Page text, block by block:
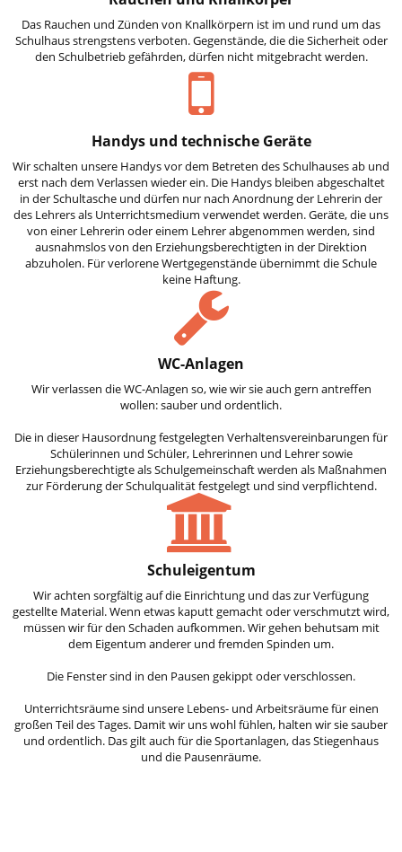
Das Rauchen und Zünden von Knallkörpern ist im und rund um das
Schulhaus strengstens verboten. Gegenstände, die die Sicherheit oder
den Schulbetrieb gefährden, dürfen nicht mitgebracht werden.
Handys und technische Geräte
Wir schalten unsere Handys vor dem Betreten des Schulhauses ab und
erst nach dem Verlassen wieder ein. Die Handys bleiben abgeschaltet
in der Schultasche und dürfen nur nach Anordnung der Lehrerin der
des Lehrers als Unterrichtsmedium verwendet werden. Geräte, die uns
von einer Lehrerin oder einem Lehrer abgenommen werden, sind
ausnahmslos von den Erziehungsberechtigten in der Direktion
abzuholen. Für verlorene Wertgegenstände übernimmt die Schule
keine Haftung.
WC-Anlagen
Wir verlassen die WC-Anlagen so, wie wir sie auch gern antreffen
wollen: sauber und ordentlich.
Die in dieser Hausordnung festgelegten Verhaltensvereinbarungen für
Schülerinnen und Schüler, Lehrerinnen und Lehrer sowie
Erziehungsberechtigte als Schulgemeinschaft werden als Maßnahmen
zur Förderung der Schulqualität festgelegt und sind verpflichtend.
Schuleigentum
Wir achten sorgfältig auf die Einrichtung und das zur Verfügung
gestellte Material. Wenn etwas kaputt gemacht oder verschmutzt wird,
müssen wir für den Schaden aufkommen. Wir gehen behutsam mit
dem Eigentum anderer und fremden Spinden um.
Die Fenster sind in den Pausen gekippt oder verschlossen.
Unterrichtsräume sind unsere Lebens- und Arbeitsräume für einen
großen Teil des Tages. Damit wir uns wohl fühlen, halten wir sie sauber
und ordentlich. Das gilt auch für die Sportanlagen, das Stiegenhaus
und die Pausenräume.